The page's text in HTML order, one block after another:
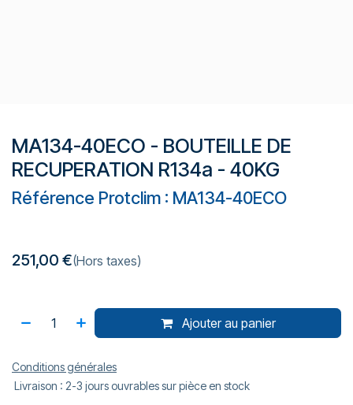
MA134-40ECO - BOUTEILLE DE
RECUPERATION R134a - 40KG
Référence Protclim : MA134-40ECO
251,00 €(Hors taxes)
Ajouter au panier
Conditions générales
Livraison : 2-3 jours ouvrables sur pièce en stock